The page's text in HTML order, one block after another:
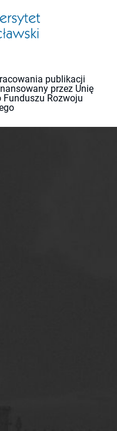
publikacji
przez Unię
Funduszu Rozwoju